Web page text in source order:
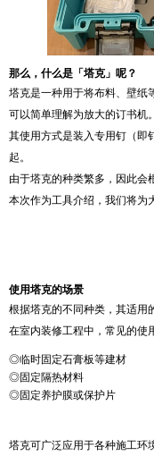
那么，什么是「塔克」呢？
塔克是一种用于将布料、壁纸
可以简单理解为放大的订书机。
其使用方式是装入专用钉（即
起。
由于塔克的种类繁多，因此会
本次作为工具介绍，我们将为
使用塔克的场景
根据塔克的不同种类，其适用
在室内装修工程中，常见的使
◎临时固定石膏板等建材
◎固定隔热材料
◎固定养护膜或保护片
塔克可广泛应用于各种施工环